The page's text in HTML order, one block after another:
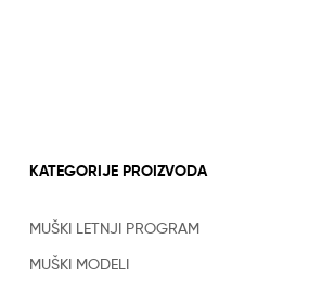
KATEGORIJE PROIZVODA
MUŠKI LETNJI PROGRAM
MUŠKI MODELI